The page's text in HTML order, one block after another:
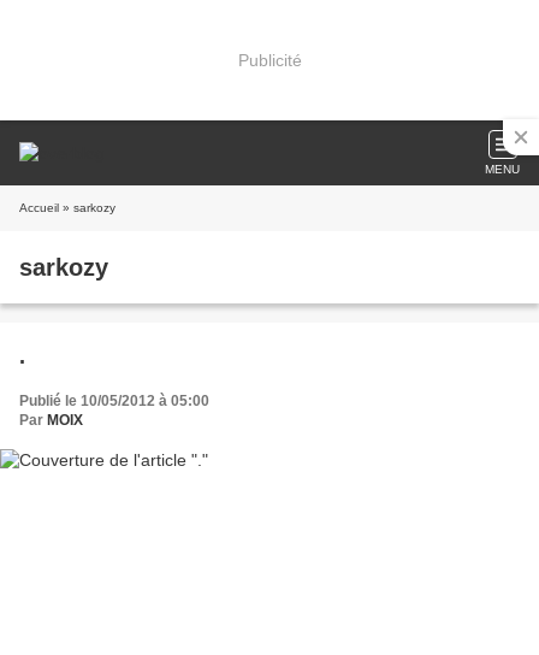
Publicité
MENU
Accueil » sarkozy
sarkozy
.
Publié le 10/05/2012 à 05:00
Par MOIX